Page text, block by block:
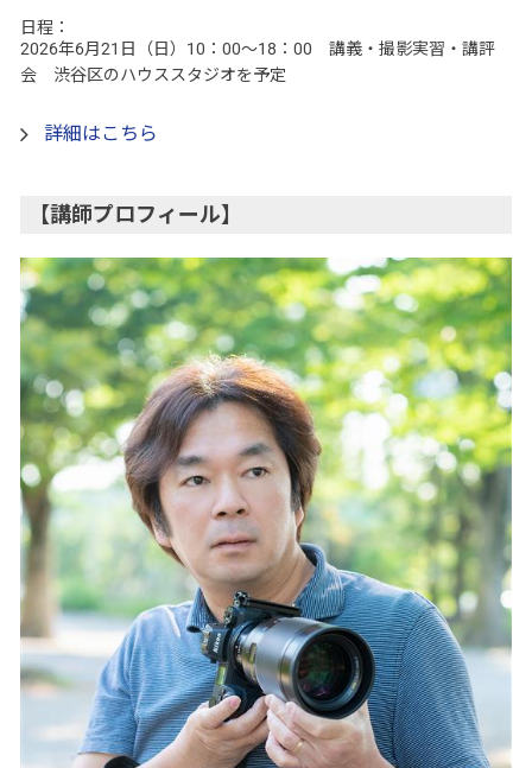
日程：
2026年6月21日（日）10：00～18：00 講義・撮影実習・講評
会 渋谷区のハウススタジオを予定
詳細はこちら
【講師プロフィール】